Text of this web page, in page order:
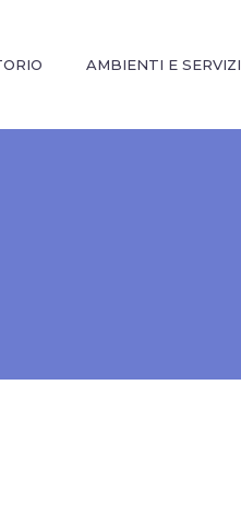
AMBIENTI E SERVIZI